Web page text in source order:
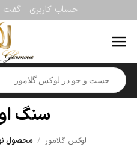
to
content
حساب کاربری گفت
Products
search
سنگ
لوکس گلامور / محصول